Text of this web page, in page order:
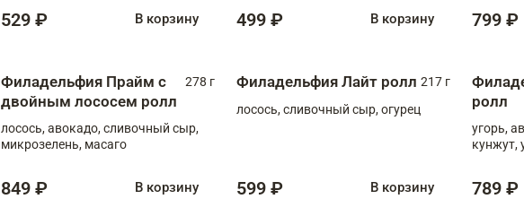
529 ₽ В корзину 499 ₽ В корзину 799 ₽
Филадельфия Прайм с
двойным лососем ролл
278 г
лосось, авокадо, сливочный сыр,
микрозелень, масаго
849 ₽ В корзину
Филадельфия Лайт ролл 217 г
лосось, сливочный сыр, огурец
599 ₽ В корзину
ролл
угорь,
кунжут,
789 ₽